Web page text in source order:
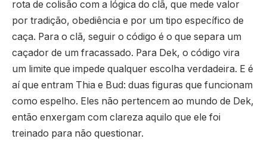
rota de colisão com a lógica do clã, que mede valor
por tradição, obediência e por um tipo específico de
caça. Para o clã, seguir o código é o que separa um
caçador de um fracassado. Para Dek, o código vira
um limite que impede qualquer escolha verdadeira. E é
aí que entram Thia e Bud: duas figuras que funcionam
como espelho. Eles não pertencem ao mundo de Dek,
então enxergam com clareza aquilo que ele foi
treinado para não questionar.